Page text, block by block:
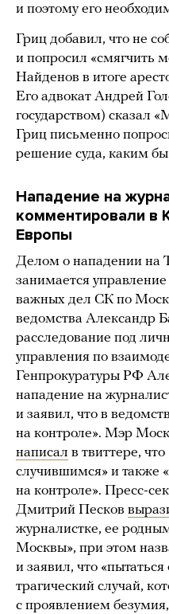
и поэтому его
Гриц добавил, что не
и попросил «смягчить
Найденов в итоге
Его адвокат Андрей
государством) сказал
Гриц письменно
решение суда, каким
Нападение на
комментировали в
Европы
Делом о нападении на
занимается
важных дел СК по
ведомства Александр
расследование под
управления по
Генпрокуратуры РФ
нападение на
и заявил, что в
на контроле». Мэр
написал в твиттере,
случившимся» и также
на контроле». Пресс-
Дмитрий Песков
журналистке, ее
Москвы», при этом
и заявил, что
трагический случай,
с проявлением